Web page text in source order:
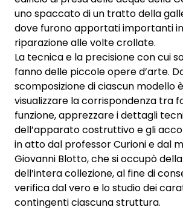
uno spaccato di un tratto della
dove furono apportati importanti
riparazione alle volte crollate.
La tecnica e la precisione con cui
fanno delle piccole opere d’arte.
scomposizione di ciascun modello
visualizzare la corrispondenza tra
funzione, apprezzare i dettagli
dell’apparato costruttivo e gli
in atto dal professor Curioni e dal
Giovanni Blotto, che si occupò
dell’intera collezione, al fine di
verifica dal vero e lo studio dei
contingenti ciascuna struttura.